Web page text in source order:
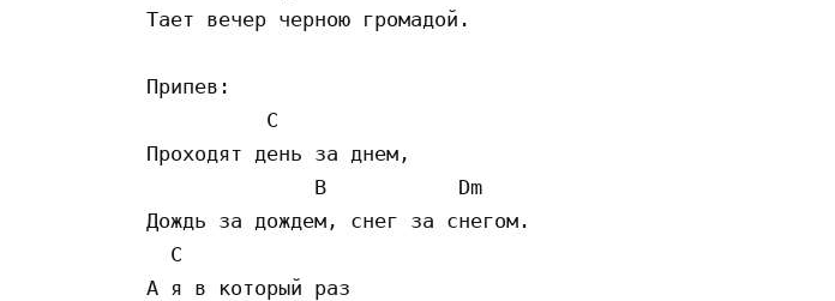
Тает вечер черною громадой.
Припев:
          C
Проходят день за днем,
              B           Dm
Дождь за дождем, снег за снегом.
  C
А я в который раз